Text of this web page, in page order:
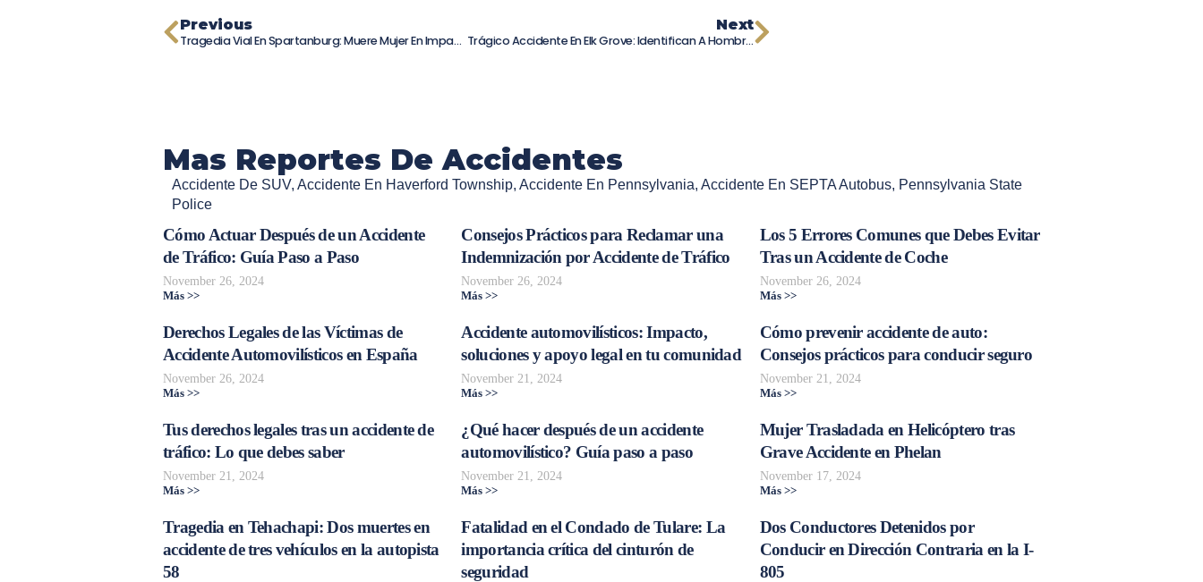
Previous
Tragedia Vial En Spartanburg: Muere Mujer En Impactante Accidente En Inman
Next
Trágico Accidente En Elk Grove: Identifican A Hombre Fallecido En Choque Mortal
Mas Reportes De Accidentes
Accidente De SUV, Accidente En Haverford Township, Accidente En Pennsylvania, Accidente En SEPTA Autobus, Pennsylvania State
Police
Cómo Actuar Después de un Accidente
de Tráfico: Guía Paso a Paso
November 26, 2024
Más >>
Consejos Prácticos para Reclamar una
Indemnización por Accidente de Tráfico
November 26, 2024
Más >>
Los 5 Errores Comunes que Debes Evitar
Tras un Accidente de Coche
November 26, 2024
Más >>
Derechos Legales de las Víctimas de
Accidente Automovilísticos en España
November 26, 2024
Más >>
Accidente automovilísticos: Impacto,
soluciones y apoyo legal en tu comunidad
November 21, 2024
Más >>
Cómo prevenir accidente de auto:
Consejos prácticos para conducir seguro
November 21, 2024
Más >>
Tus derechos legales tras un accidente de
tráfico: Lo que debes saber
November 21, 2024
Más >>
¿Qué hacer después de un accidente
automovilístico? Guía paso a paso
November 21, 2024
Más >>
Mujer Trasladada en Helicóptero tras
Grave Accidente en Phelan
November 17, 2024
Más >>
Tragedia en Tehachapi: Dos muertes en
accidente de tres vehículos en la autopista
58
Fatalidad en el Condado de Tulare: La
importancia crítica del cinturón de
seguridad
Dos Conductores Detenidos por
Conducir en Dirección Contraria en la I-
805